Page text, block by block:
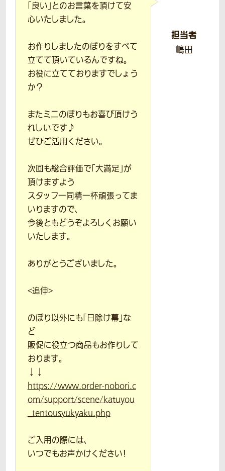
「良い」とのお言葉を頂けて安
心いたしました。
お作りしましたのぼりをすべて
立てて頂いているんですね。
お役に立てておりますでしょう
か？
またミニのぼりもお喜び頂けう
れしいです♪
ぜひご活用ください。
次回も総合評価で「大満足」が
頂けますよう
スタッフ一同精一杯頑張ってま
いりますので、
今後ともどうぞよろしくお願い
いたします。
ありがとうございました。
<追伸>
のぼり以外にも「日除け幕」な
ど
販促に役立つ商品もお作りして
おります。
↓↓
https://www.order-nobori.c
om/support/scene/katuyou
_tentousyukyaku.php
ご入用の際には、
いつでもお声かけください！
担当者
嶋田